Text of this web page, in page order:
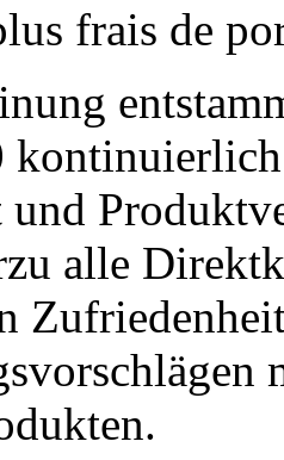
frais de
und
alle